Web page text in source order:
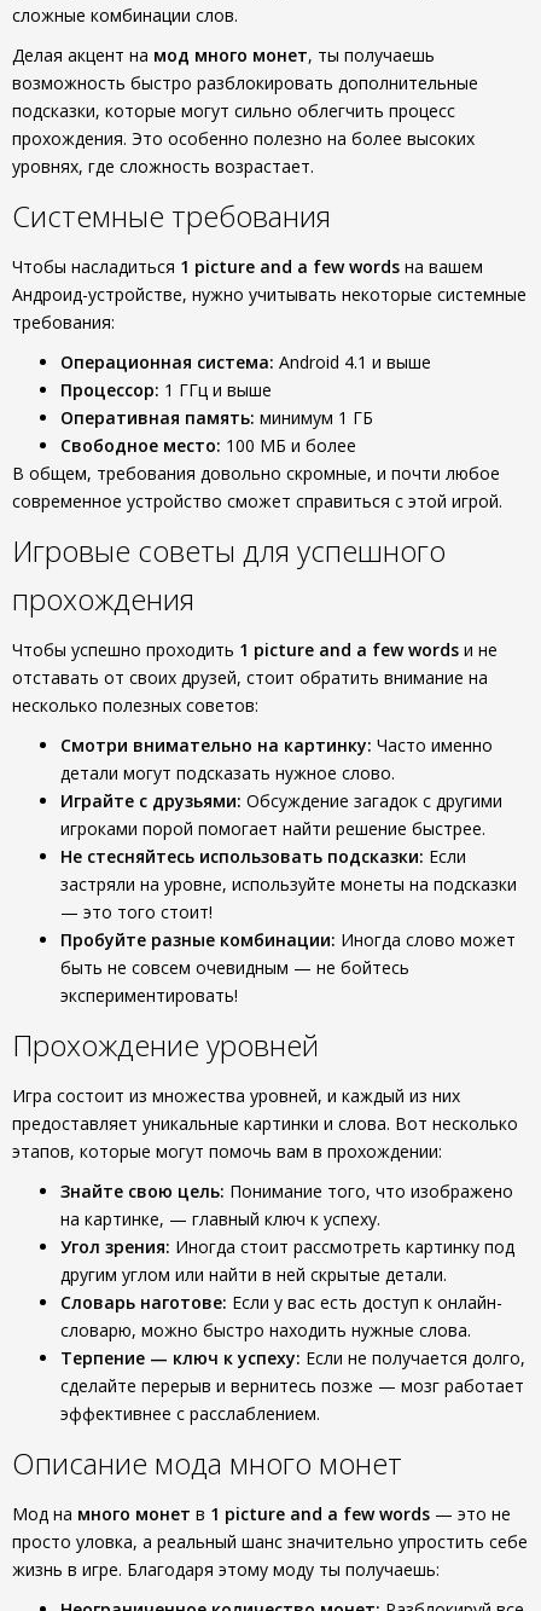
сложные комбинации слов.
Делая акцент на мод много монет, ты получаешь
возможность быстро разблокировать дополнительные
подсказки, которые могут сильно облегчить процесс
прохождения. Это особенно полезно на более высоких
уровнях, где сложность возрастает.
Системные требования
Чтобы насладиться 1 picture and a few words на вашем
Андроид-устройстве, нужно учитывать некоторые системные
требования:
Операционная система: Android 4.1 и выше
Процессор: 1 ГГц и выше
Оперативная память: минимум 1 ГБ
Свободное место: 100 МБ и более
В общем, требования довольно скромные, и почти любое
современное устройство сможет справиться с этой игрой.
Игровые советы для успешного
прохождения
Чтобы успешно проходить 1 picture and a few words и не
отставать от своих друзей, стоит обратить внимание на
несколько полезных советов:
Смотри внимательно на картинку: Часто именно
детали могут подсказать нужное слово.
Играйте с друзьями: Обсуждение загадок с другими
игроками порой помогает найти решение быстрее.
Не стесняйтесь использовать подсказки: Если
застряли на уровне, используйте монеты на подсказки
— это того стоит!
Пробуйте разные комбинации: Иногда слово может
быть не совсем очевидным — не бойтесь
экспериментировать!
Прохождение уровней
Игра состоит из множества уровней, и каждый из них
предоставляет уникальные картинки и слова. Вот несколько
этапов, которые могут помочь вам в прохождении:
Знайте свою цель: Понимание того, что изображено
на картинке, — главный ключ к успеху.
Угол зрения: Иногда стоит рассмотреть картинку под
другим углом или найти в ней скрытые детали.
Словарь наготове: Если у вас есть доступ к онлайн-
словарю, можно быстро находить нужные слова.
Терпение — ключ к успеху: Если не получается долго,
сделайте перерыв и вернитесь позже — мозг работает
эффективнее с расслаблением.
Описание мода много монет
Мод на много монет в 1 picture and a few words — это не
просто уловка, а реальный шанс значительно упростить себе
жизнь в игре. Благодаря этому моду ты получаешь: